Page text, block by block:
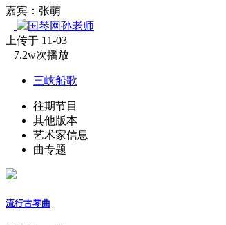
嘉宾：张萌
国琴网孙老师
上传于 11-03
7.2w次播放
三峡船歌
往期节目
其他版本
艺术家信息
曲专题
流行古琴曲